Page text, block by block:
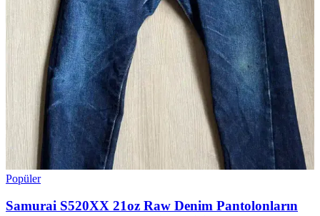
Popüler
Samurai S520XX 21oz Raw Denim Pantolonların